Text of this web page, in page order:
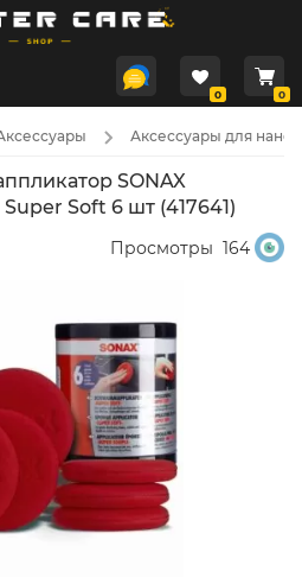
0 0
Аксессуары для
SONAX
Soft 6 шт (417641)
Просмотры 164